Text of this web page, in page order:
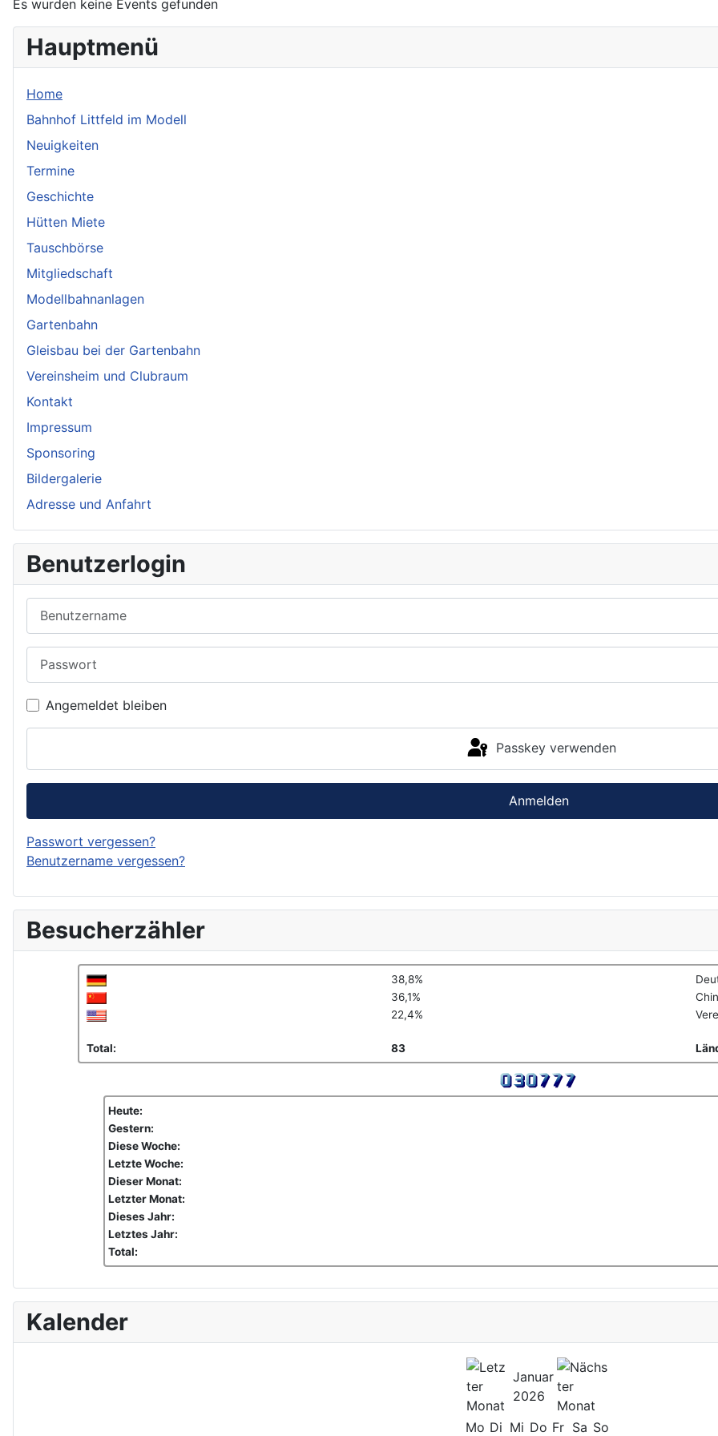
Es wurden keine Events gefunden
Hauptmenü
Home
Bahnhof Littfeld im Modell
Neuigkeiten
Termine
Geschichte
Hütten Miete
Tauschbörse
Mitgliedschaft
Modellbahnanlagen
Gartenbahn
Gleisbau bei der Gartenbahn
Vereinsheim und Clubraum
Kontakt
Impressum
Sponsoring
Bildergalerie
Adresse und Anfahrt
Benutzerlogin
Angemeldet bleiben
Passkey verwenden
Anmelden
Passwort vergessen?
Benutzername vergessen?
Besucherzähler
38,8%
36,1%
22,4%
Total: 83
Heute:
Gestern:
Diese Woche:
Letzte Woche:
Dieser Monat:
Letzter Monat:
Dieses Jahr:
Letztes Jahr:
Total:
Kalender
Januar
2026
Mo Di Mi Do Fr Sa So